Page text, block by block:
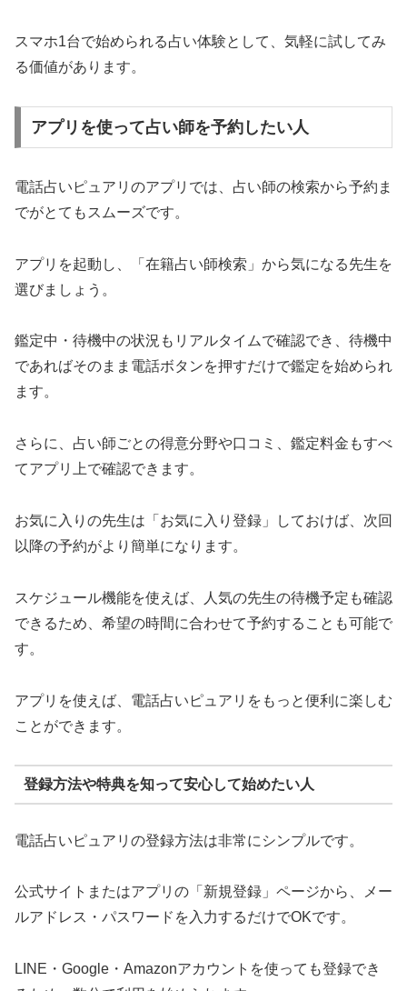
スマホ1台で始められる占い体験として、気軽に試してみ
る価値があります。
アプリを使って占い師を予約したい人
電話占いピュアリのアプリでは、占い師の検索から予約ま
でがとてもスムーズです。
アプリを起動し、「在籍占い師検索」から気になる先生を
選びましょう。
鑑定中・待機中の状況もリアルタイムで確認でき、待機中
であればそのまま電話ボタンを押すだけで鑑定を始められ
ます。
さらに、占い師ごとの得意分野や口コミ、鑑定料金もすべ
てアプリ上で確認できます。
お気に入りの先生は「お気に入り登録」しておけば、次回
以降の予約がより簡単になります。
スケジュール機能を使えば、人気の先生の待機予定も確認
できるため、希望の時間に合わせて予約することも可能で
す。
アプリを使えば、電話占いピュアリをもっと便利に楽しむ
ことができます。
登録方法や特典を知って安心して始めたい人
電話占いピュアリの登録方法は非常にシンプルです。
公式サイトまたはアプリの「新規登録」ページから、メー
ルアドレス・パスワードを入力するだけでOKです。
LINE・Google・Amazonアカウントを使っても登録でき